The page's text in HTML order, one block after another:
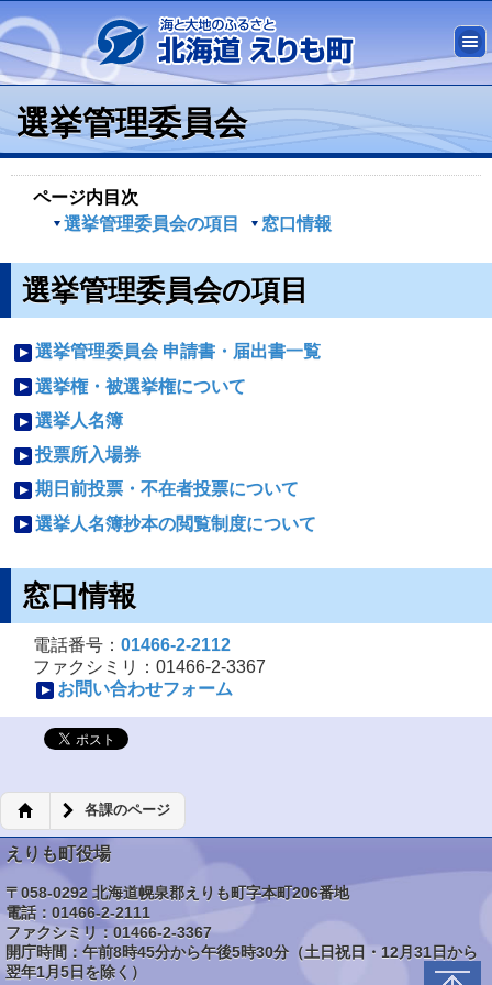
選挙管理委員会
ページ内目次
選挙管理委員会の項目
窓口情報
選挙管理委員会の項目
選挙管理委員会 申請書・届出書一覧
選挙権・被選挙権について
選挙人名簿
投票所入場券
期日前投票・不在者投票について
選挙人名簿抄本の閲覧制度について
窓口情報
電話番号： 01466-2-2112
ファクシミリ：01466-2-3367
お問い合わせフォーム
各課のページ
えりも町役場
〒058-0292 北海道幌泉郡えりも町字本町206番地
電話：01466-2-2111
ファクシミリ：01466-2-3367
開庁時間：午前8時45分から午後5時30分（土日祝日・12月31日から
翌年1月5日を除く）